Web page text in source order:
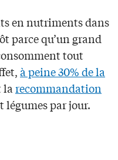
en nutriments dans
parce qu’un grand
tout
à peine 30% de la
la recommandation
légumes par jour.